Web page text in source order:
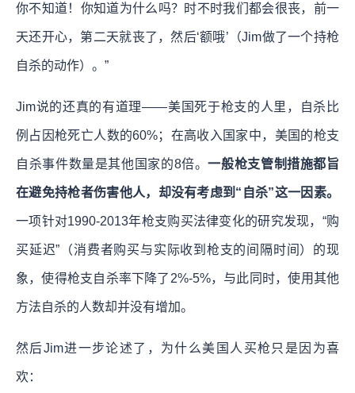
你不知道！你知道为什么吗？时不时我们都会很丧，前一
天还开心，第二天就丧了，然后‘额哦’（Jim做了一个持枪
自杀的动作）。”
Jim说的还真的有道理——美国死于枪支的人里，自杀比
例占因枪死亡人数的60%；在高收入国家中，美国的枪支
自杀事件数量是其他国家的8倍。一般枪支管制措施都旨
在避免持枪者伤害他人，却没有考虑到“自杀”这一因素。
一项针对1990-2013年枪支购买法律变化的研究发现，“购
买延迟”（消费者购买与实际收到枪支的间隔时间）的现
象，使得枪支自杀率下降了2%-5%，与此同时，使用其他
方法自杀的人数却并没有增加。
然后Jim进一步论述了，为什么美国人买枪只是因为喜
欢：